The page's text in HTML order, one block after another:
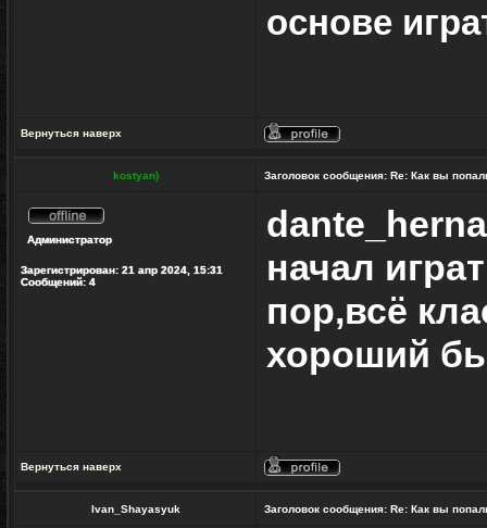
основе
Вернуться наверх
kostyan) Заголовок сообщения: Re: Как вы
в
Администратор
Зарегистрирован: 21 апр 2024, 15:31
Сообщений: 4
начал
пор,всё
хороший
Вернуться наверх
Ivan_Shayasyuk Заголовок сообщения: Re: Как вы